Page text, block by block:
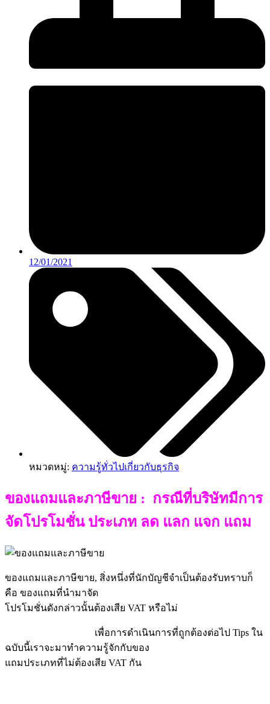
12/01/2021
หมวดหมู่: ความรู้ทั่วไปเกี่ยวกับธุรกิจ
ของแถมและภาษีขาย : กรณีที่บริษัทมีการ
จัดโปรโมชั่น ประเภท ลด แลก แจก แถม
ของแถมและภาษีขาย, สิ่งหนึ่งที่นักบัญชีจำเป็นต้องรับทราบก็
คือ ของแถมที่นำมาจัด
โปรโมชั่นดังกล่าวนั้นต้องเสีย VAT หรือไม่
เพื่อการดำเนินการที่ถูกต้องต่อไป Tips ใน
ฉบับนี้เราจะมาทำความรู้จักกับของ
แถมประเภทที่ไม่ต้องเสีย VAT กัน